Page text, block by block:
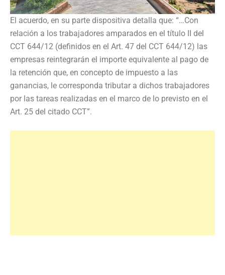
El acuerdo, en su parte dispositiva detalla que: “…Con
relación a los trabajadores amparados en el título II del
CCT 644/12 (definidos en el Art. 47 del CCT 644/12) las
empresas reintegrarán el importe equivalente al pago de
la retención que, en concepto de impuesto a las
ganancias, le corresponda tributar a dichos trabajadores
por las tareas realizadas en el marco de lo previsto en el
Art. 25 del citado CCT”.